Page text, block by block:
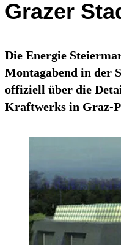
Grazer
Die Energie
Montagabend in der
offiziell über die
Kraftwerks in Graz-